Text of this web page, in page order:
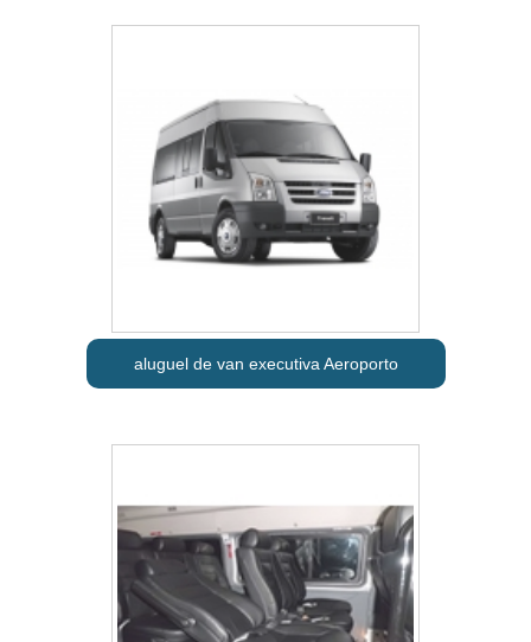
aluguel de van executiva Aeroporto